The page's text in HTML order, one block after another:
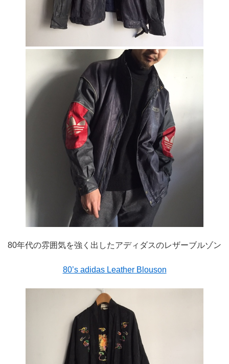
80年代の雰囲気を強く出したアディダスのレザーブルゾン
80’s adidas Leather Blouson